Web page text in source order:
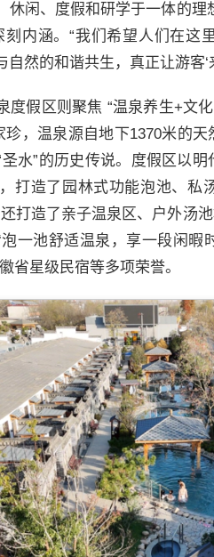
休闲、度假和研学于一体的
刻内涵。“我们希望人们在这
然的和谐共生，真正让游客‘
度假区则聚焦 “温泉养生+文
珍，温泉源自地下1370米的
水”的历史传说。度假区以
打造了园林式功能泡池、私
打造了亲子温泉区、户外汤
一池舒适温泉，享一段闲暇
省星级民宿等多项荣誉。